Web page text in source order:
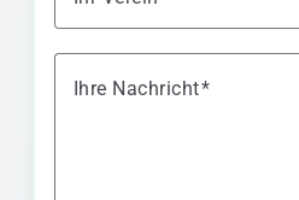
Ihre Nachricht